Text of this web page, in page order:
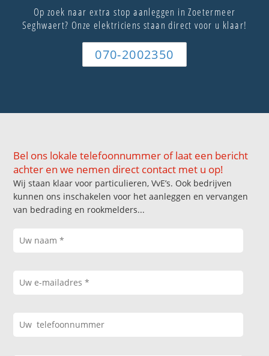
Op zoek naar extra stop aanleggen in Zoetermeer
Seghwaert? Onze elektriciens staan direct voor u klaar!
070-2002350
Bel ons lokale telefoonnummer of laat een bericht
achter en we nemen direct contact met u op!
Wij staan klaar voor particulieren, VvE’s. Ook bedrijven
kunnen ons inschakelen voor het aanleggen en vervangen
van bedrading en rookmelders...